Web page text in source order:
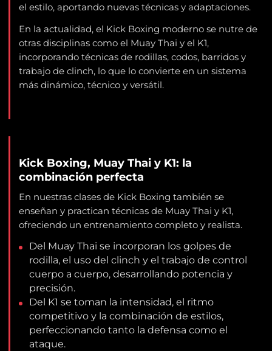
el estilo, aportando nuevas técnicas y adaptaciones.
En la actualidad, el Kick Boxing moderno se nutre de
otras disciplinas como el Muay Thai y el K1,
incorporando técnicas de rodillas, codos, barridos y
trabajo de clinch, lo que lo convierte en un sistema
más dinámico, técnico y versátil.
Kick Boxing, Muay Thai y K1: la
combinación perfecta
En nuestras clases de Kick Boxing también se
enseñan y practican técnicas de Muay Thai y K1,
ofreciendo un entrenamiento completo y realista.
Del Muay Thai se incorporan los golpes de
rodilla, el uso del clinch y el trabajo de control
cuerpo a cuerpo, desarrollando potencia y
precisión.
Del K1 se toman la intensidad, el ritmo
competitivo y la combinación de estilos,
perfeccionando tanto la defensa como el
ataque.